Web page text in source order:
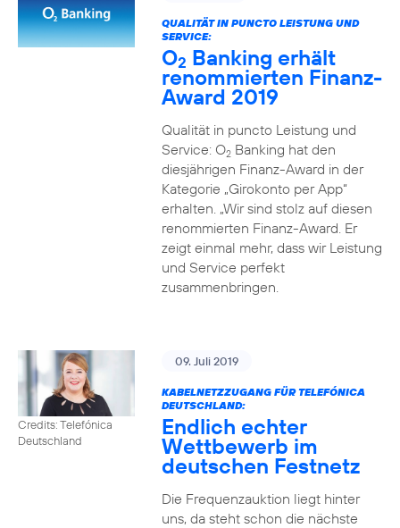
QUALITÄT IN PUNCTO LEISTUNG UND
SERVICE:
O2 Banking erhält
renommierten Finanz-
Award 2019
Qualität in puncto Leistung und
Service: O2Banking hat den
diesjährigen Finanz-Award in der
Kategorie „Girokonto per App“
erhalten. „Wir sind stolz auf diesen
renommierten Finanz-Award. Er
zeigt einmal mehr, dass wir Leistung
und Service perfekt
zusammenbringen.
Credits: Telefónica
Deutschland
09. Juli 2019
KABELNETZZUGANG FÜR TELEFÓNICA
DEUTSCHLAND:
Endlich echter
Wettbewerb im
deutschen Festnetz
Die Frequenzauktion liegt hinter
uns, da steht schon die nächste